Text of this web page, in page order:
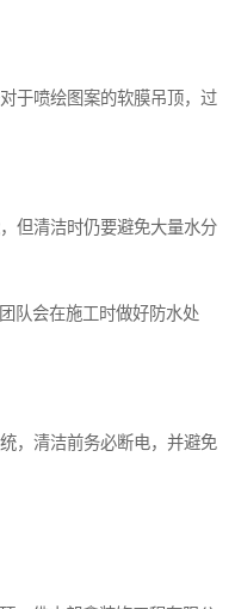
于喷绘图案的软膜吊顶，过
但清洁时仍要避免大量水分
队会在施工时做好防水处
，清洁前务必断电，并避免